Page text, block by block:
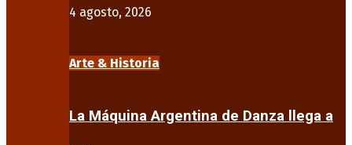
4 agosto, 2026
Arte & Historia
La Máquina Argentina de Danza llega a